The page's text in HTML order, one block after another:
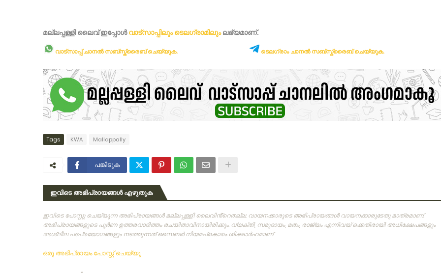
മല്ലപ്പള്ളി ലൈവ് ഇപ്പോള്‍വാട്സാപ്പിലും ടെലഗ്രാമിലുംലഭ്യമാണ്‌.
വാട്സാപ്പ് ചാനൽ സബ്സ്ക്രൈബ് ചെയ്യുക. ടെലഗ്രാം ചാനൽ സബ്സ്ക്രൈബ് ചെയ്യുക.
Tags KWA Mallappally
പങ്കിടുക
ഇവിടെ അഭിപ്രായങ്ങൾ എഴുതുക
ഇവിടെ പോസ്റ്റു ചെയ്യുന്ന അഭിപ്രായങ്ങള്‍ മല്ലപ്പള്ളി ലൈവിൻ്റെതല്ല. വായനക്കാരുടെ അഭിപ്രായങ്ങള്‍ വായനക്കാരുടേതു മാത്രമാണ്‌.
അഭിപ്രായങ്ങളുടെ പൂര്‍ണ ഉത്തരവാദിത്തം രചയിതാവിനായിരിക്കും. വ്യക്തി, സമുദായം, മതം, രാജ്യം എന്നിവയ് ക്കെതിരായി അധിക്ഷേപങ്ങളും
അശ്ലീല പദപ്രയോഗങ്ങളും നടത്തുന്നത്‌ സൈബര്‍ നിയമപ്രകാരം ശിക്ഷാര്‍ഹമാണ്‌.
ഒരു അഭിപ്രായം പോസ്റ്റ് ചെയ്യൂ